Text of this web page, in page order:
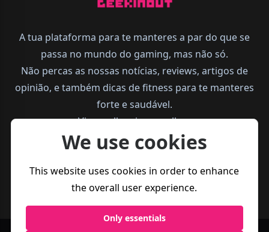
A tua plataforma para te manteres a par do que se
passa no mundo do gaming, mas não só.
Não percas as nossas notícias, reviews, artigos de
opinião, e também dicas de fitness para te manteres
forte e saudável.
Vive melhor, joga melhor.
We use cookies
This website uses cookies in order to enhance
the overall user experience.
Only essentials